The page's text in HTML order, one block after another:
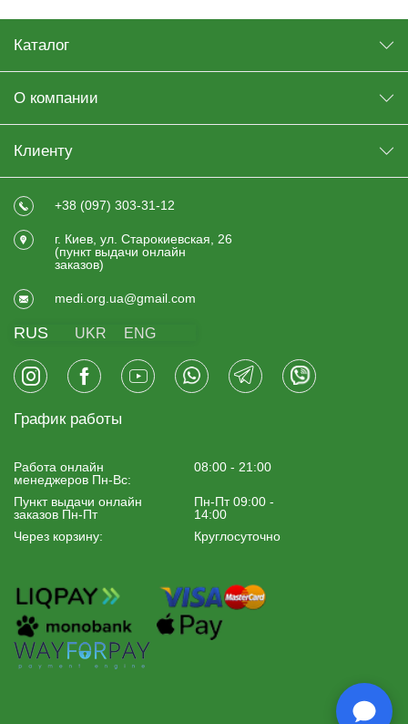
Каталог
О компании
Клиенту
+38 (097) 303-31-12
г. Киев, ул. Старокиевская, 26
(пункт выдачи онлайн
заказов)
medi.org.ua@gmail.com
RUS UKR ENG
График работы
Работа онлайн
менеджеров Пн-Вс:
08:00 - 21:00
Пункт выдачи онлайн
заказов Пн-Пт
Пн-Пт 09:00 -
14:00
Через корзину:
Круглосуточно